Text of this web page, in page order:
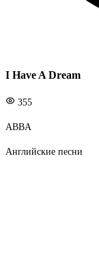
I Have A Dream
355
ABBA
Английские песни